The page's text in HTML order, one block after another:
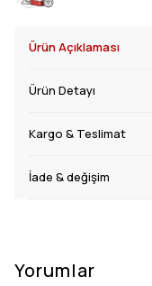
Ürün Açıklaması
Ürün Detayı
Kargo & Teslimat
İade & değişim
Yorumlar